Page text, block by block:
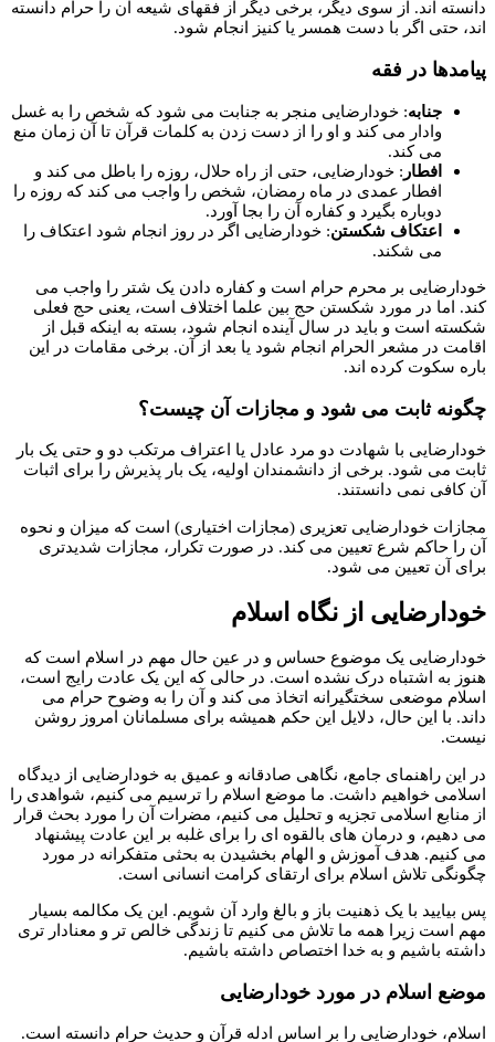
دانسته اند. از سوی دیگر، برخی دیگر از فقهای شیعه آن را حرام دانسته
اند، حتی اگر با دست همسر یا کنیز انجام شود.
پیامدها در فقه
جنابه: خودارضایی منجر به جنابت می شود که شخص را به غسل
وادار می کند و او را از دست زدن به کلمات قرآن تا آن زمان منع
می کند.
افطار : خودارضایی، حتی از راه حلال، روزه را باطل می کند و
افطار عمدی در ماه رمضان، شخص را واجب می کند که روزه را
دوباره بگیرد و کفاره آن را بجا آورد.
اعتکاف شکستن: خودارضایی اگر در روز انجام شود اعتکاف را
می شکند.
خودارضایی بر محرم حرام است و کفاره دادن یک شتر را واجب می
کند. اما در مورد شکستن حج بین علما اختلاف است، یعنی حج فعلی
شکسته است و باید در سال آینده انجام شود، بسته به اینکه قبل از
اقامت در مشعر الحرام انجام شود یا بعد از آن. برخی مقامات در این
باره سکوت کرده اند.
چگونه ثابت می شود و مجازات آن چیست؟
خودارضایی با شهادت دو مرد عادل یا اعتراف مرتکب دو و حتی یک بار
ثابت می شود. برخی از دانشمندان اولیه، یک بار پذیرش را برای اثبات
آن کافی نمی دانستند.
مجازات خودارضایی تعزیری (مجازات اختیاری) است که میزان و نحوه
آن را حاکم شرع تعیین می کند. در صورت تکرار، مجازات شدیدتری
برای آن تعیین می شود.
خودارضایی از نگاه اسلام
خودارضایی یک موضوع حساس و در عین حال مهم در اسلام است که
هنوز به اشتباه درک نشده است. در حالی که این یک عادت رایج است،
اسلام موضعی سختگیرانه اتخاذ می کند و آن را به وضوح حرام می
داند. با این حال، دلایل این حکم همیشه برای مسلمانان امروز روشن
نیست.
در این راهنمای جامع، نگاهی صادقانه و عمیق به خودارضایی از دیدگاه
اسلامی خواهیم داشت. ما موضع اسلام را ترسیم می کنیم، شواهدی را
از منابع اسلامی تجزیه و تحلیل می کنیم، مضرات آن را مورد بحث قرار
می دهیم، و درمان های بالقوه ای را برای غلبه بر این عادت پیشنهاد
می کنیم. هدف آموزش و الهام بخشیدن به بحثی متفکرانه در مورد
چگونگی تلاش اسلام برای ارتقای کرامت انسانی است.
پس بیایید با یک ذهنیت باز و بالغ وارد آن شویم. این یک مکالمه بسیار
مهم است زیرا همه ما تلاش می کنیم تا زندگی خالص تر و معنادار تری
داشته باشیم و به خدا اختصاص داشته باشیم.
موضع اسلام در مورد خودارضایی
اسلام، خودارضایی را بر اساس ادله قرآن و حدیث حرام دانسته است.